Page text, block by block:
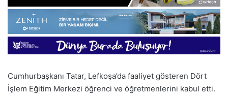
Cumhurbaşkanı Tatar, Lefkoşa’da faaliyet gösteren Dört
İşlem Eğitim Merkezi öğrenci ve öğretmenlerini kabul etti.